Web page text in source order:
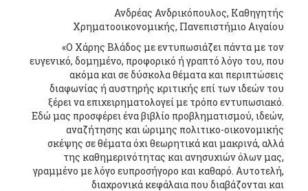
Ανδρέας Ανδρικόπουλος, Καθηγητής
Χρηματοοικονομικής, Πανεπιστήμιο Αιγαίου
«Ο Χάρης Βλάδος με εντυπωσιάζει πάντα με τον
ευγενικό, δομημένο, προφορικό ή γραπτό λόγο του, που
ακόμα και σε δύσκολα θέματα και περιπτώσεις
διαφωνίας ή αυστηρής κριτικής επί των ιδεών του
ξέρει να επιχειρηματολογεί με τρόπο εντυπωσιακό.
Εδώ μας προσφέρει ένα βιβλίο προβληματισμού, ιδεών,
αναζήτησης και ώριμης πολιτικο-οικονομικής
σκέψης σε θέματα όχι θεωρητικά και μακρινά, αλλά
της καθημερινότητας και ανησυχιών όλων μας,
γραμμένο με λόγο ευπροσήγορο και καθαρό. Αυτοτελή,
διαχρονικά κεφάλαια που διαβάζονται και